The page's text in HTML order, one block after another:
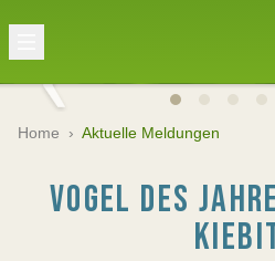
Home › Aktuelle Meldungen
VOGEL DES